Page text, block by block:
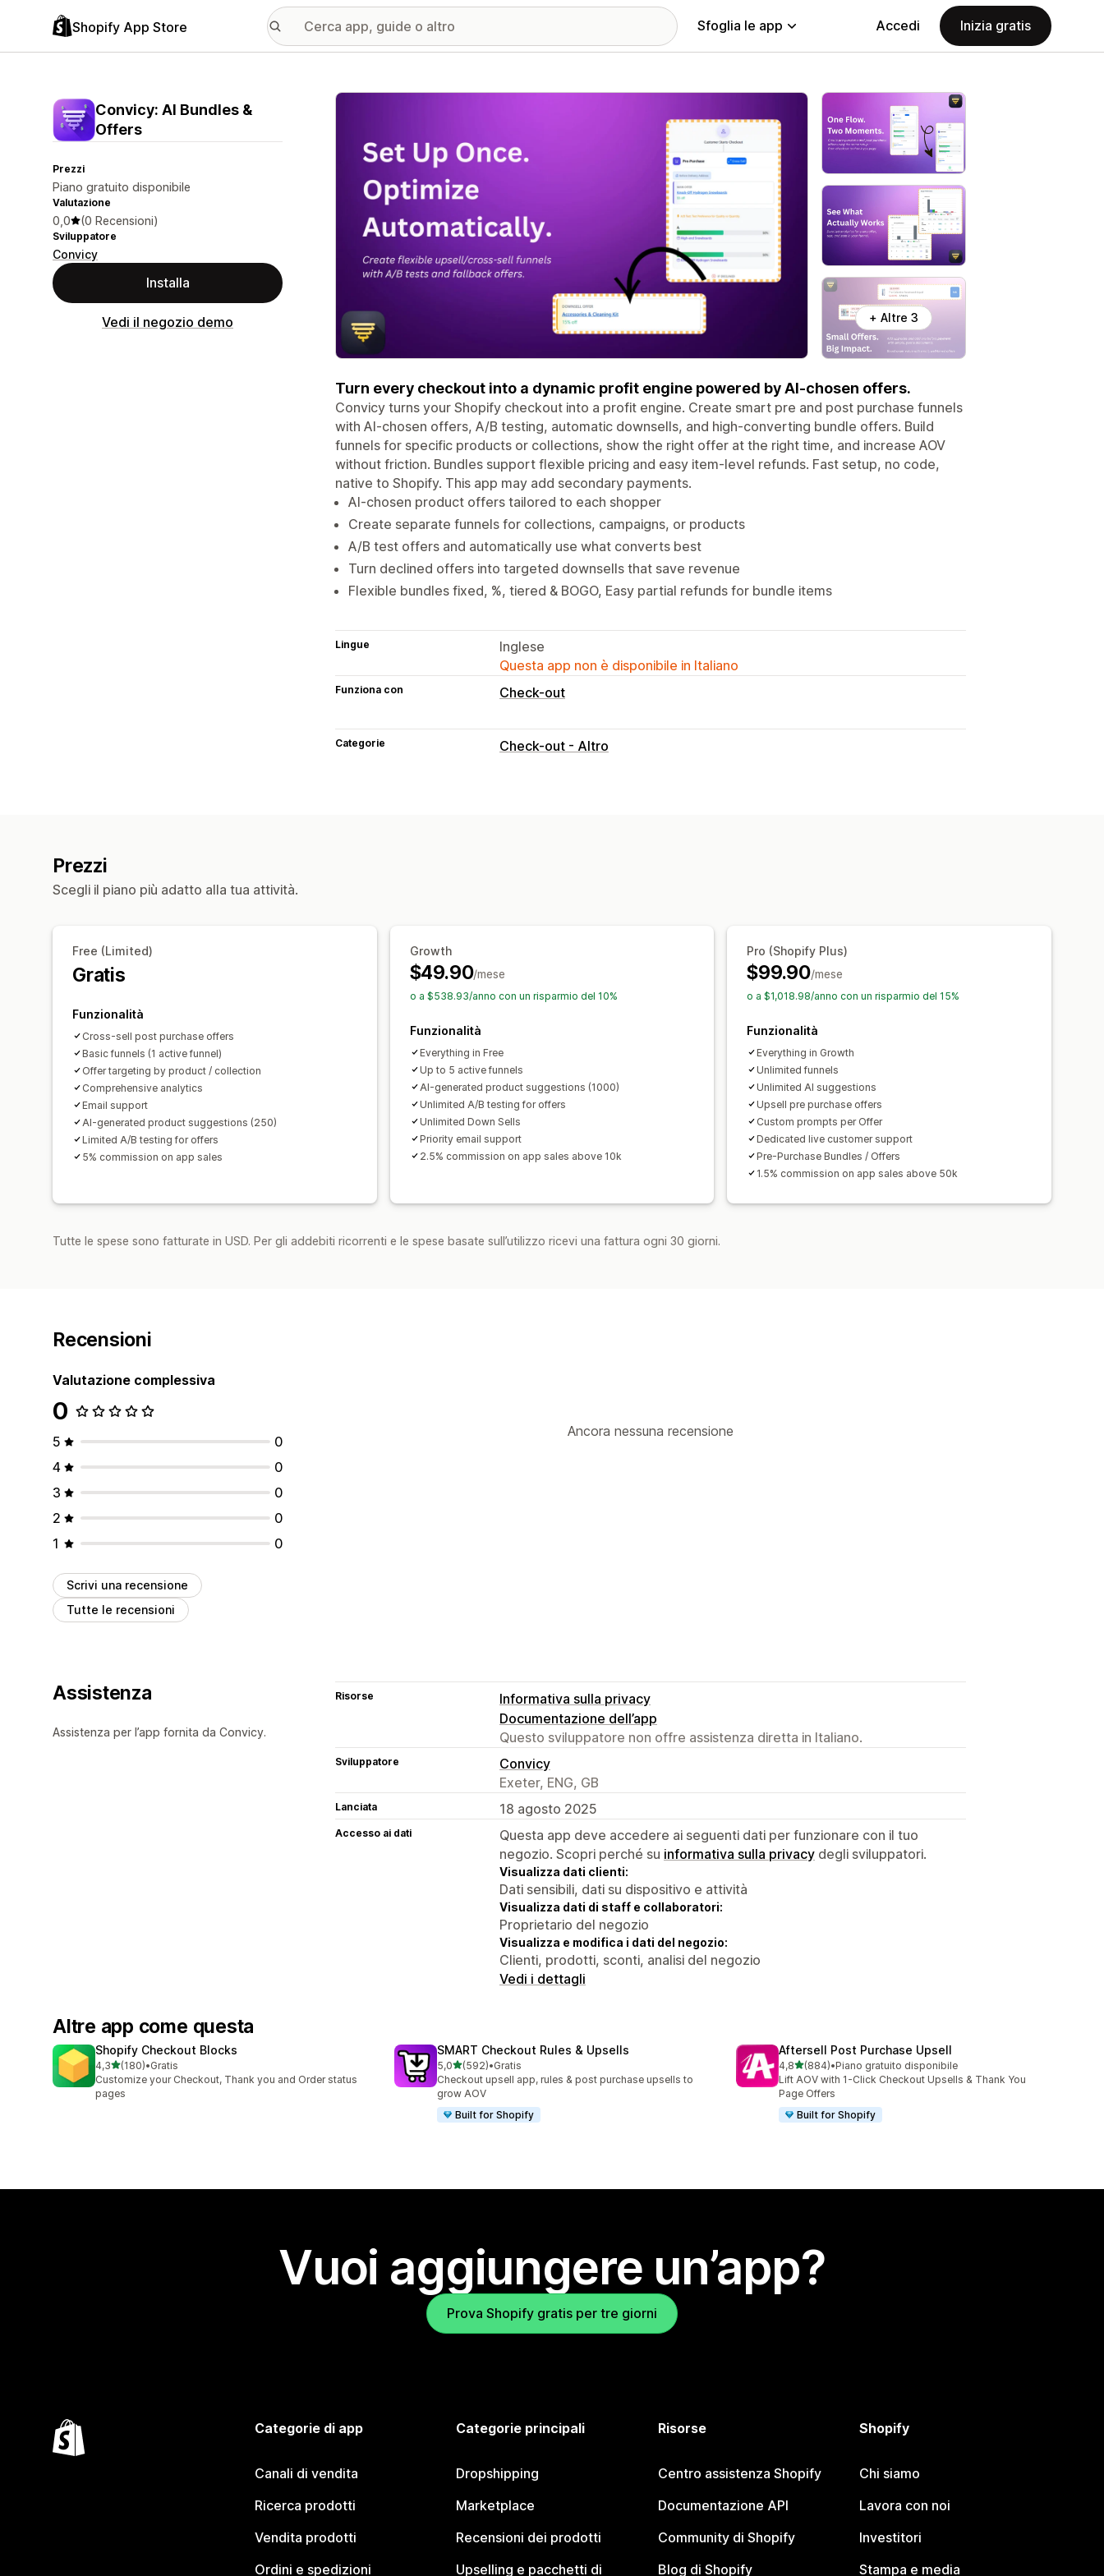
Shopify App Store Sfoglia le app Accedi Inizia gratis
Convicy: AI Bundles &
Offers
Prezzi
Piano gratuito disponibile
Valutazione
0,0 (0 Recensioni)
Sviluppatore
Convicy
Installa
Vedi il negozio demo
Galleria immagini in evidenza
+ Altre 3
Turn every checkout into a dynamic profit engine powered by AI-chosen offers.
Convicy turns your Shopify checkout into a profit engine. Create smart pre and post purchase funnels
with AI-chosen offers, A/B testing, automatic downsells, and high-converting bundle offers. Build
funnels for specific products or collections, show the right offer at the right time, and increase AOV
without friction. Bundles support flexible pricing and easy item-level refunds. Fast setup, no code,
native to Shopify. This app may add secondary payments.
AI-chosen product offers tailored to each shopper
Create separate funnels for collections, campaigns, or products
A/B test offers and automatically use what converts best
Turn declined offers into targeted downsells that save revenue
Flexible bundles fixed, %, tiered & BOGO, Easy partial refunds for bundle items
Lingue
Inglese
Questa app non è disponibile in Italiano
Funziona con Check-out
Categorie Check-out - Altro
Prezzi
Scegli il piano più adatto alla tua attività.
Free (Limited)
Gratis
Funzionalità
Cross-sell post purchase offers
Basic funnels (1 active funnel)
Offer targeting by product / collection
Comprehensive analytics
Email support
AI-generated product suggestions (250)
Limited A/B testing for offers
5% commission on app sales
Growth
$49.90/mese
o a $538.93/anno con un risparmio del 10%
Funzionalità
Everything in Free
Up to 5 active funnels
AI-generated product suggestions (1000)
Unlimited A/B testing for offers
Unlimited Down Sells
Priority email support
2.5% commission on app sales above 10k
Pro (Shopify Plus)
$99.90/mese
o a $1,018.98/anno con un risparmio del 15%
Funzionalità
Everything in Growth
Unlimited funnels
Unlimited AI suggestions
Upsell pre purchase offers
Custom prompts per Offer
Dedicated live customer support
Pre-Purchase Bundles / Offers
1.5% commission on app sales above 50k
Tutte le spese sono fatturate in USD. Per gli addebiti ricorrenti e le spese basate sull’utilizzo ricevi una fattura ogni 30 giorni.
Recensioni
Valutazione complessiva
0
5
0
4
0
3
0
2
0
1
0
Scrivi una recensione
Tutte le recensioni
Ancora nessuna recensione
Assistenza
Assistenza per l’app fornita da Convicy.
Risorse
Informativa sulla privacy
Documentazione dell’app
Questo sviluppatore non offre assistenza diretta in Italiano.
Sviluppatore
Convicy
Exeter, ENG, GB
Lanciata 18 agosto 2025
Accesso ai dati
Questa app deve accedere ai seguenti dati per funzionare con il tuo
negozio. Scopri perché su informativa sulla privacy degli sviluppatori.
Visualizza dati clienti:
Dati sensibili, dati su dispositivo e attività
Visualizza dati di staff e collaboratori:
Proprietario del negozio
Visualizza e modifica i dati del negozio:
Clienti, prodotti, sconti, analisi del negozio
Vedi i dettagli
Altre app come questa
Shopify Checkout Blocks
4,3stelle su 5
(180)
180 recensioni totali
•Gratis
Customize your Checkout, Thank you and Order status
pages
SMART Checkout Rules & Upsells
5,0stelle su 5
(592)
592 recensioni totali
•Gratis
Checkout upsell app, rules & post purchase upsells to
grow AOV
Built for Shopify
Aftersell Post Purchase Upsell
4,8stelle su 5
(884)
884 recensioni totali
•Piano gratuito disponibile
Lift AOV with 1-Click Checkout Upsells & Thank You
Page Offers
Built for Shopify
Vuoi aggiungere un’app?
Prova Shopify gratis per tre giorni
Categorie di app
Canali di vendita
Ricerca prodotti
Vendita prodotti
Ordini e spedizioni
Categorie principali
Dropshipping
Marketplace
Recensioni dei prodotti
Upselling e pacchetti di
Risorse
Centro assistenza Shopify
Documentazione API
Community di Shopify
Blog di Shopify
Shopify
Chi siamo
Lavora con noi
Investitori
Stampa e media